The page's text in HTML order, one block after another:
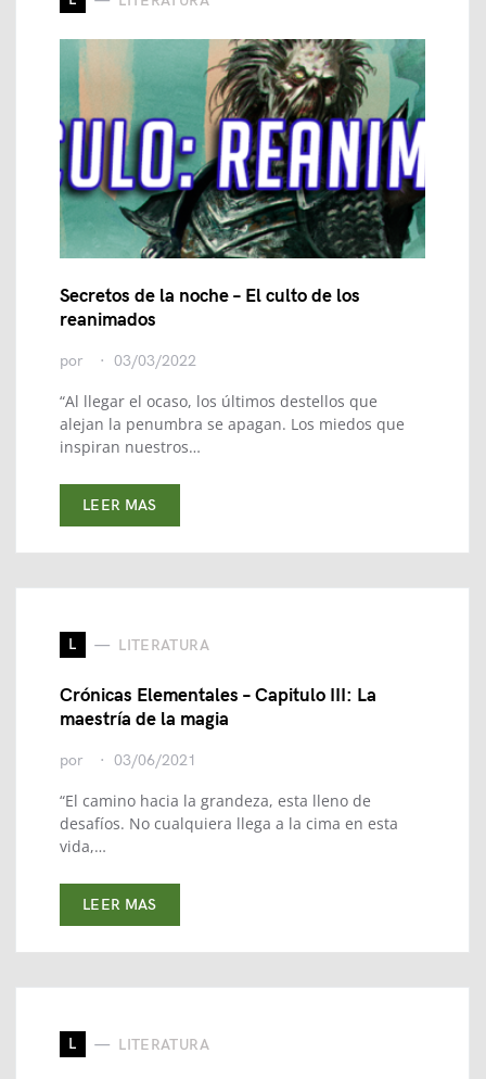
Secretos de la noche – El culto de los
reanimados
por 03/03/2022
“Al llegar el ocaso, los últimos destellos que
alejan la penumbra se apagan. Los miedos que
inspiran nuestros…
LEER MAS
L LITERATURA
Crónicas Elementales – Capitulo III: La
maestría de la magia
por 03/06/2021
“El camino hacia la grandeza, esta lleno de
desafíos. No cualquiera llega a la cima en esta
vida,…
LEER MAS
L LITERATURA